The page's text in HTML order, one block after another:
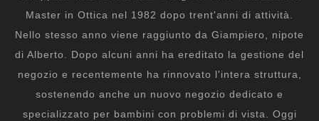
Master in Ottica nel 1982 dopo trent'anni di attività.
Nello stesso anno viene raggiunto da Giampiero, nipote
di Alberto. Dopo alcuni anni ha ereditato la gestione del
negozio e recentemente ha rinnovato l'intera struttura,
sostenendo anche un nuovo negozio dedicato e
specializzato per bambini con problemi di vista. Oggi